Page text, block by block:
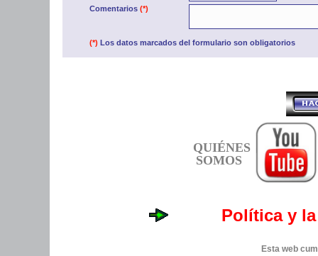
Comentarios (*)
(*) Los datos marcados del formulario son obligatorios
QUIÉNES
SOMOS
Política y
Esta web